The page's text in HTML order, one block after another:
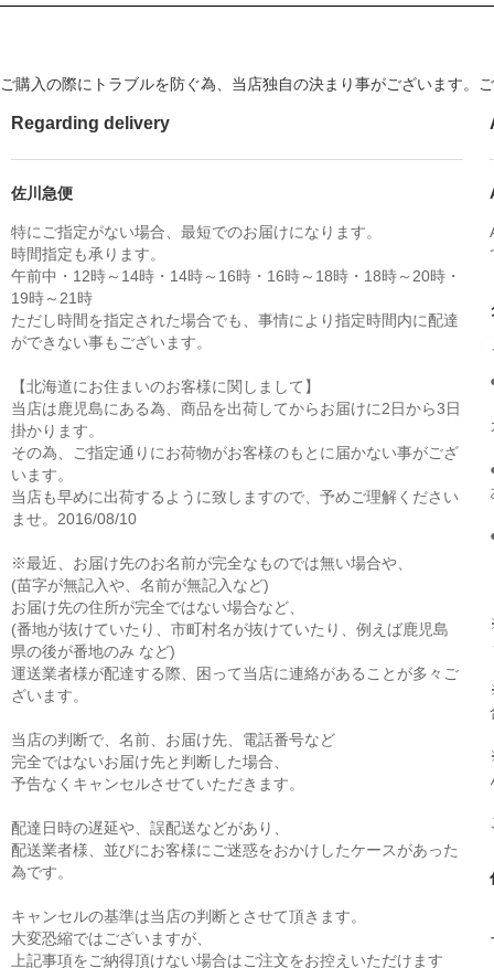
ご購入の際にトラブルを防ぐ為、当店独自の決まり事がございます。
Regarding delivery
佐川急便
特にご指定がない場合、最短でのお届けになります。
時間指定も承ります。
午前中・12時～14時・14時～16時・16時～18時・18時～20時・
19時～21時
ただし時間を指定された場合でも、事情により指定時間内に配達
ができない事もございます。
【北海道にお住まいのお客様に関しまして】
当店は鹿児島にある為、商品を出荷してからお届けに2日から3日
掛かります。
その為、ご指定通りにお荷物がお客様のもとに届かない事がござ
います。
当店も早めに出荷するように致しますので、予めご理解ください
ませ。2016/08/10
※最近、お届け先のお名前が完全なものでは無い場合や、
(苗字が無記入や、名前が無記入など)
お届け先の住所が完全ではない場合など、
(番地が抜けていたり、市町村名が抜けていたり、例えば鹿児島
県の後が番地のみ など)
運送業者様が配達する際、困って当店に連絡があることが多々ご
ざいます。
当店の判断で、名前、お届け先、電話番号など
完全ではないお届け先と判断した場合、
予告なくキャンセルさせていただきます。
配達日時の遅延や、誤配送などがあり、
配送業者様、並びにお客様にご迷惑をおかけしたケースがあった
為です。
キャンセルの基準は当店の判断とさせて頂きます。
大変恐縮ではございますが、
上記事項をご納得頂けない場合はご注文をお控えいただけます